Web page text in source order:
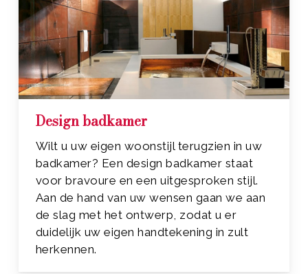
Design badkamer
Wilt u uw eigen woonstijl terugzien in uw
badkamer? Een design badkamer staat
voor bravoure en een uitgesproken stijl.
Aan de hand van uw wensen gaan we aan
de slag met het ontwerp, zodat u er
duidelijk uw eigen handtekening in zult
herkennen.